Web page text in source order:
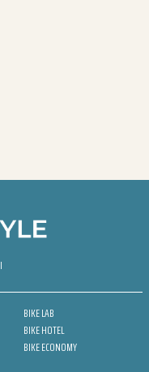
BIKE LAB
BIKE HOTEL
BIKE ECONOMY